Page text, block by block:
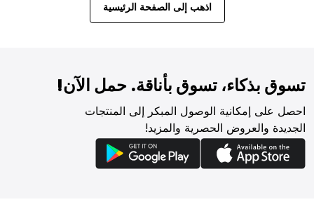
اذهب إلى الصفحة الرئيسية
تسوق بذكاء، تسوق بأناقة. حمل الآن!
احصل على إمكانية الوصول المبكر إلى المنتجات
الجديدة والعروض الحصرية والمزيد!